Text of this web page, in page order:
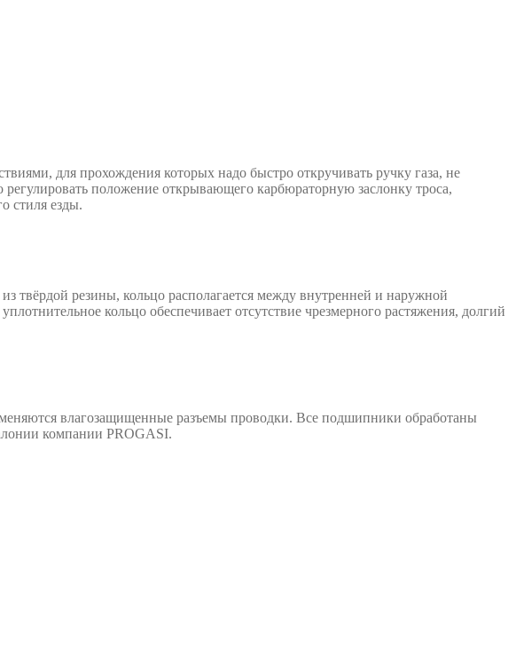
для прохождения которых надо быстро откручивать ручку газа, не
регулировать положение открывающего карбюраторную заслонку троса,
стиля езды.
твёрдой резины, кольцо располагается между внутренней и наружной
кольцо обеспечивает отсутствие чрезмерного растяжения, долгий
влагозащищенные разъемы проводки. Все подшипники обработаны
компании PROGASI.